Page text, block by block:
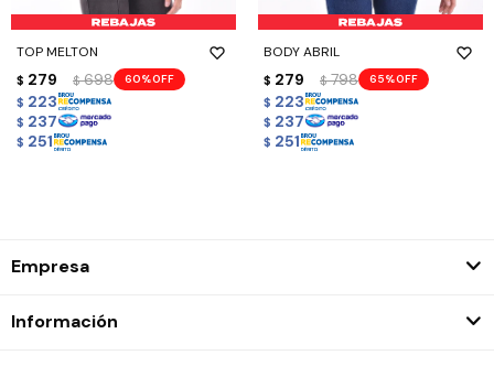
TOP MELTON
$ 279 $ 698 60
$ 223
$ 237
$ 251
BODY ABRIL
$ 279 $ 798 65
$ 223
$ 237
$ 251
Empresa
Información